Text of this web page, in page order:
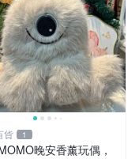
貨 1
晚安香薰玩偶，